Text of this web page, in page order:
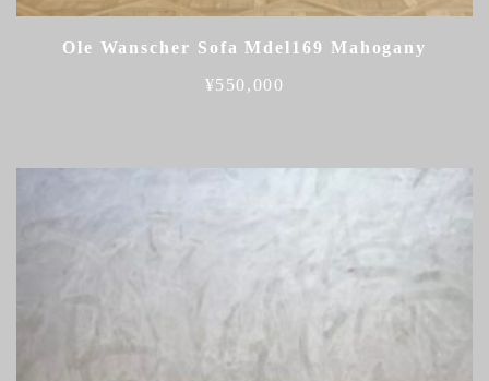
Ole Wanscher Sofa Mdel169 Mahogany
¥550,000